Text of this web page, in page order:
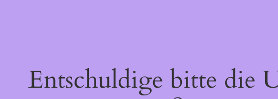
Entschuldige bitte die